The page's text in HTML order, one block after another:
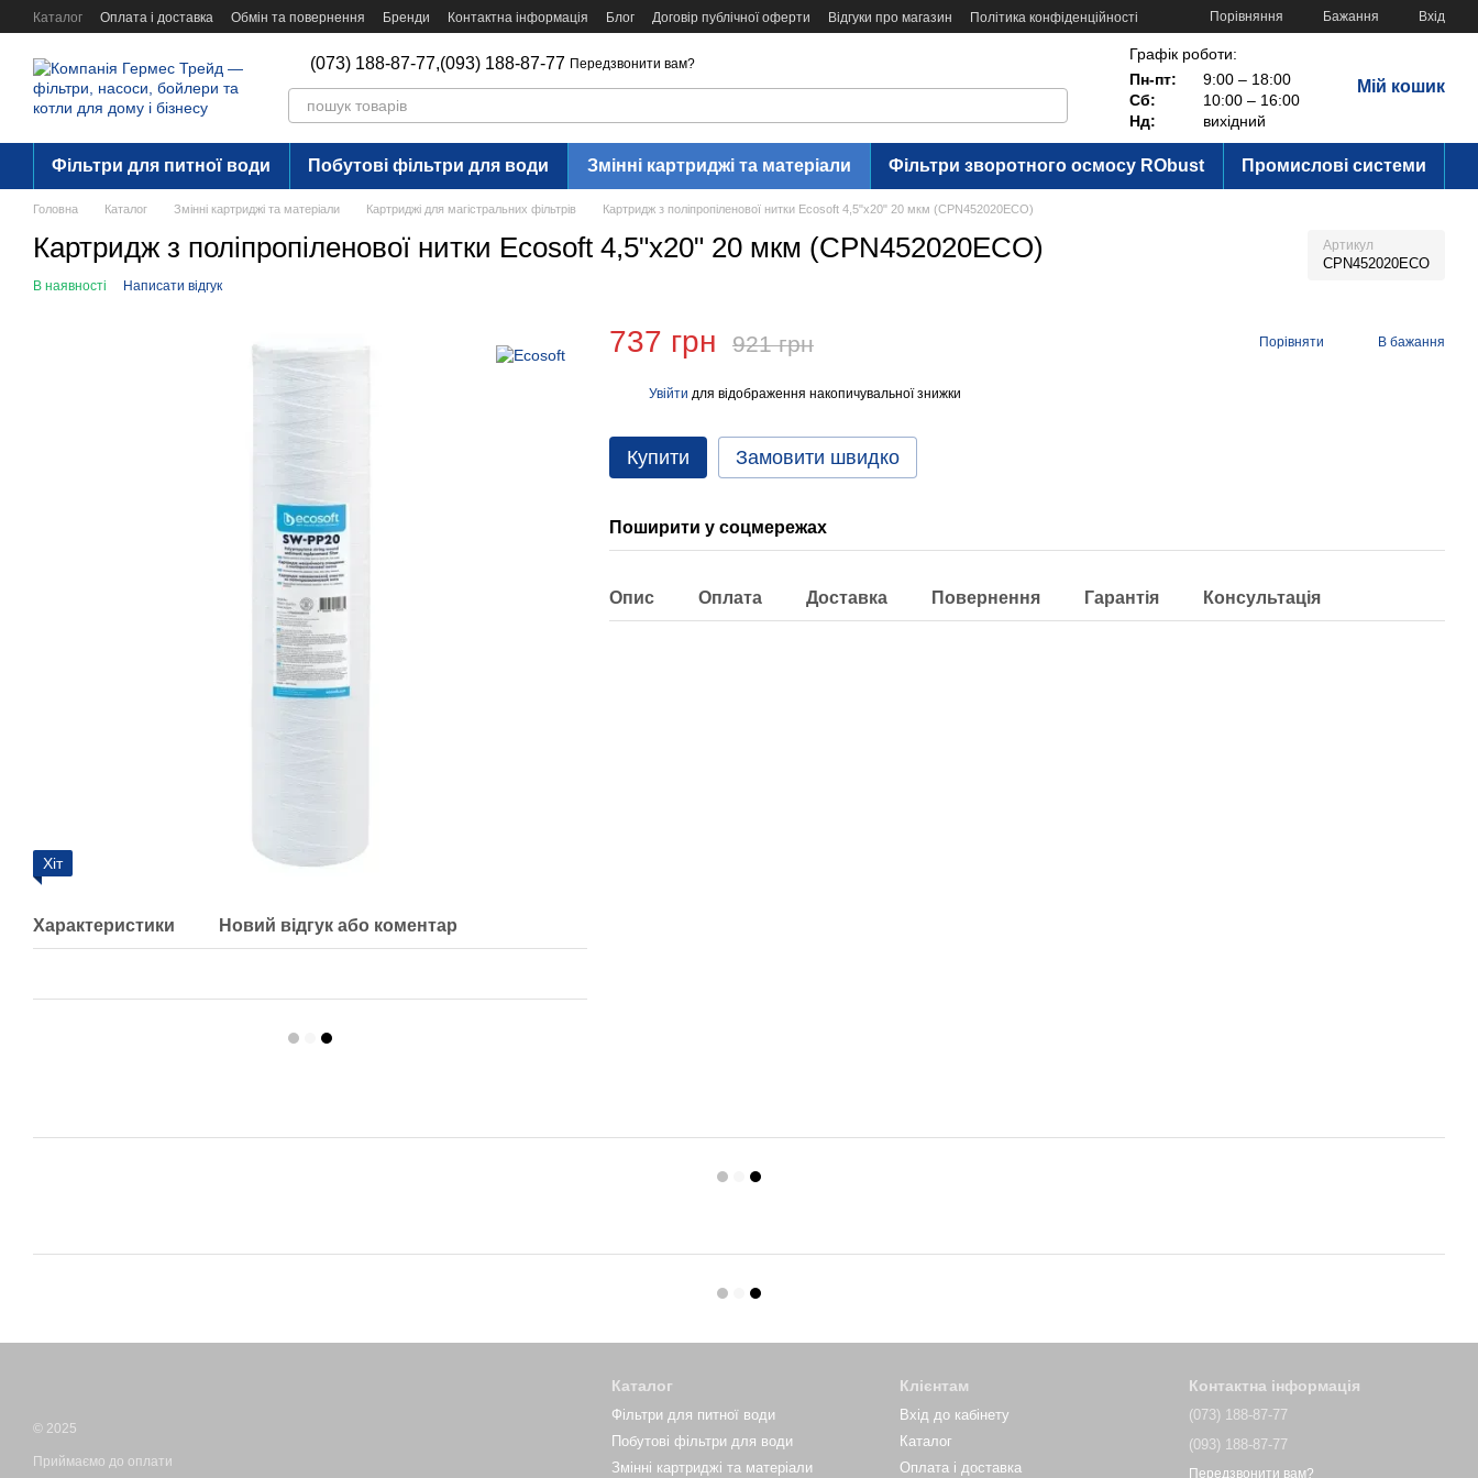
Перейти до основного контенту
Каталог Оплата і доставка Обмін та повернення Бренди Контактна інформація Блог Договір публічної оферти Відгуки про магазин Політика конфіденційності Порівняння Бажання Вхід
(073) 188-87-77,(093) 188-87-77 Передзвонити вам?
Графік роботи:
Пн-пт:
9:00 – 18:00
Сб:
10:00 – 16:00
Нд:
вихідний
Мій кошик
Фільтри для питної води Побутові фільтри для води Змінні картриджі та матеріали Фільтри зворотного осмосу RObust Промислові системи
Головна Каталог Змінні картриджі та матеріали Картриджі для магістральних фільтрів Картридж з поліпропіленової нитки Ecosoft 4,5"x20" 20 мкм (CPN452020ECO)
Картридж з поліпропіленової нитки Ecosoft 4,5"x20" 20 мкм (CPN452020ECO) Артикул
CPN452020ECO
В наявності Написати відгук
Хіт
Характеристики Новий відгук або коментар
737 грн 921 грн Порівняти В бажання
Увійти для відображення накопичувальної знижки
Купити Замовити швидко
Поширити у соцмережах
Опис Оплата Доставка Повернення Гарантія Консультація
© 2025
Приймаємо до оплати
Каталог
Фільтри для питної води
Побутові фільтри для води
Змінні картриджі та матеріали
Клієнтам
Вхід до кабінету
Каталог
Оплата і доставка
Контактна інформація
(073) 188-87-77
(093) 188-87-77
Передзвонити вам?